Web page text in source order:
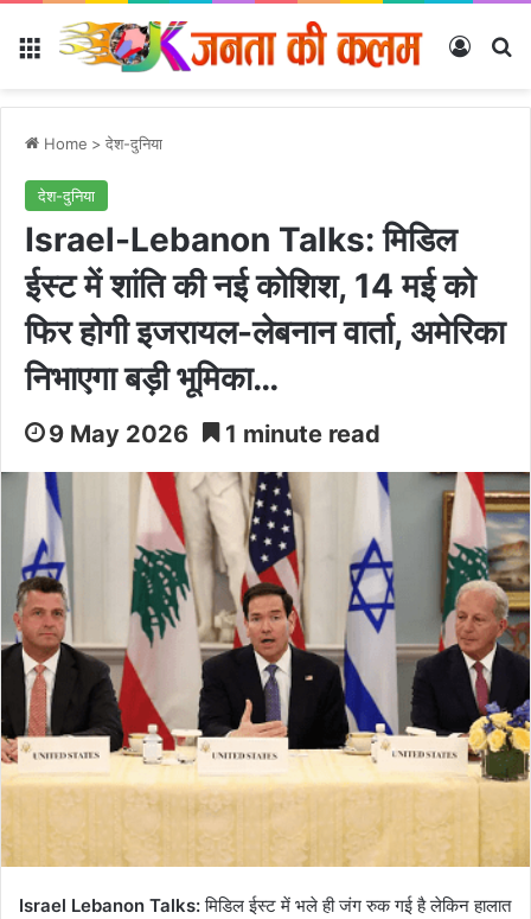
Menu Log In
Home > देश-दुनिया
देश-दुनिया
Israel-Lebanon Talks: मिडिल
ईस्ट में शांति की नई कोशिश, 14 मई को
फिर होगी इजरायल-लेबनान वार्ता, अमेरिका
निभाएगा बड़ी भूमिका…
9 May 2026 1 minute read
Israel Lebanon Talks:मिडिल ईस्ट में भले ही जंग रुक गई है लेकिन हालात